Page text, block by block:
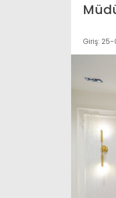
Giriş: